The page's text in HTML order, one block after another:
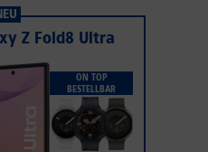
Z Fold8 Ultra
ON TOP
BESTELLBAR